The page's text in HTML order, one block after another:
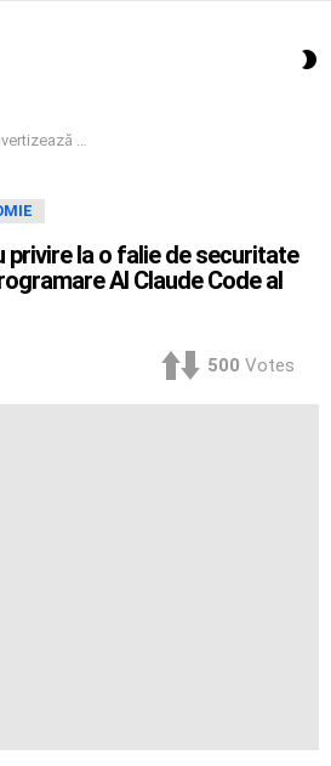
în instrumentul de programare AI Claude Code al Anthropic
privire la o falie de securitate
AI Claude Code al
500 Votes